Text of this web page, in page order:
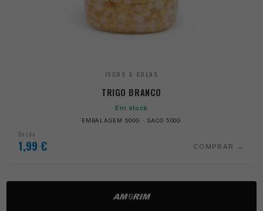
ISCOS & COLAS
TRIGO BRANCO
Em stock
EMBALAGEM 500G · SACO 500G
Desde
1,99 € COMPRAR